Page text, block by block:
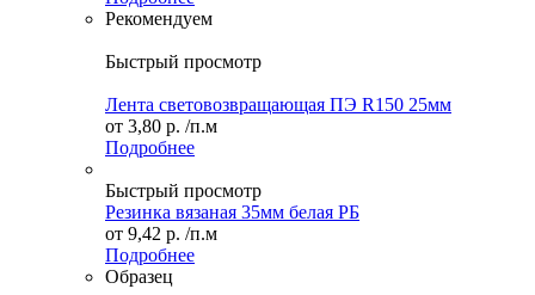
Рекомендуем
Быстрый просмотр
Лента световозвращающая ПЭ R150 25мм
от 3,80 р. /п.м
Подробнее
Быстрый просмотр
Резинка вязаная 35мм белая РБ
от 9,42 р. /п.м
Подробнее
Образец